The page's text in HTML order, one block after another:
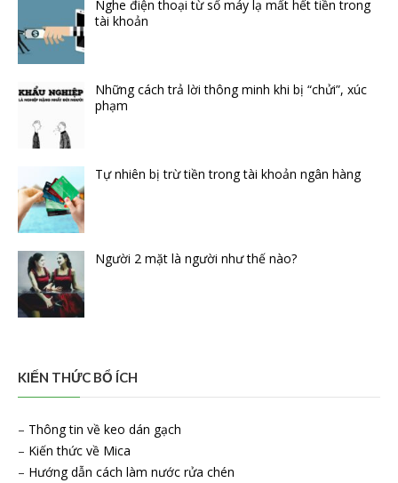
Nghe điện thoại từ số máy lạ mất hết tiền trong
tài khoản
Những cách trả lời thông minh khi bị “chửi”, xúc
phạm
Tự nhiên bị trừ tiền trong tài khoản ngân hàng
Người 2 mặt là người như thế nào?
KIẾN THỨC BỔ ÍCH
– Thông tin về keo dán gạch
– Kiến thức về Mica
– Hướng dẫn cách làm nước rửa chén